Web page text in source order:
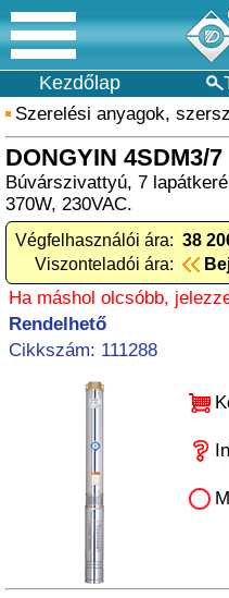
Kezdőlap
Szerelési anyagok,
DONGYIN 4SDM3/7
Búvárszivattyú, 7
370W, 230VAC.
Végfelhasználói ára: 38
Viszonteladói ára:
Ha máshol olcsóbb,
Rendelhető
Cikkszám: 111288